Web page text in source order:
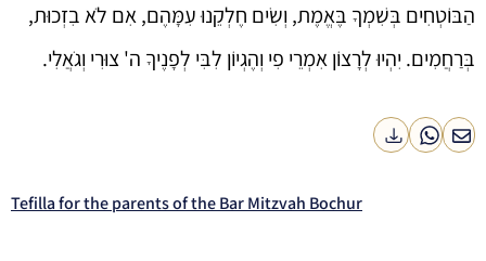
הַבּוֹטְחִים בְּשִׁמְךָ בֶּאֱמֶת, וְשִׂים חֶלְקֵנוּ עִמָּהֶם, אִם לֹא בִזְכוּת,
בְּרַחֲמִים. יִהְיוּ לְרָצוֹן אִמְרֵי פִי וְהֶגְיוֹן לִבִּי לְפָנֶיךָ ה' צוּרִי וְגֹאֲלִי.
Tefilla for the parents of the Bar Mitzvah Bochur